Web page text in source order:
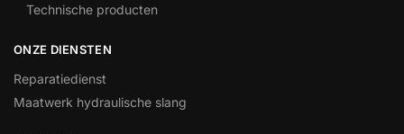
Technische producten
ONZE DIENSTEN
Reparatiedienst
Maatwerk hydraulische slang